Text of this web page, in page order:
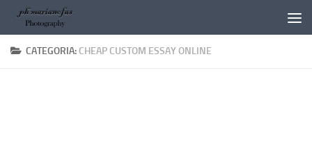
Salta al contenuto
CATEGORIA: CHEAP CUSTOM ESSAY ONLINE